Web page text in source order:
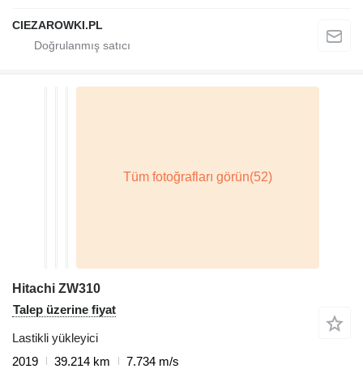
CIEZAROWKI.PL
Hitachi ZW310
Talep üzerine fiyat
Lastikli yükleyici
2019
39.214 km
7.734 m/s